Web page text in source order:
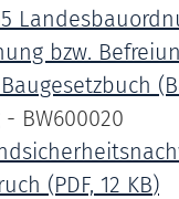
bzw.
- BW600020
(PDF, 12 KB)